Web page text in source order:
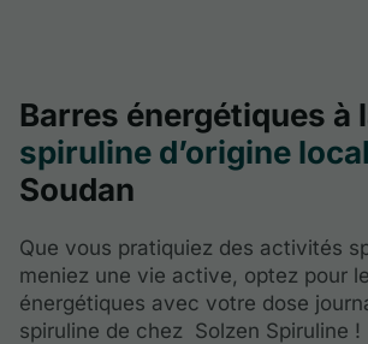
Barres énergétiques à
spiruline d’origine
Soudan
Que vous pratiquiez des activités
meniez une vie active, optez pour
énergétiques avec votre dose
spiruline de chez Solzen Spiruline !